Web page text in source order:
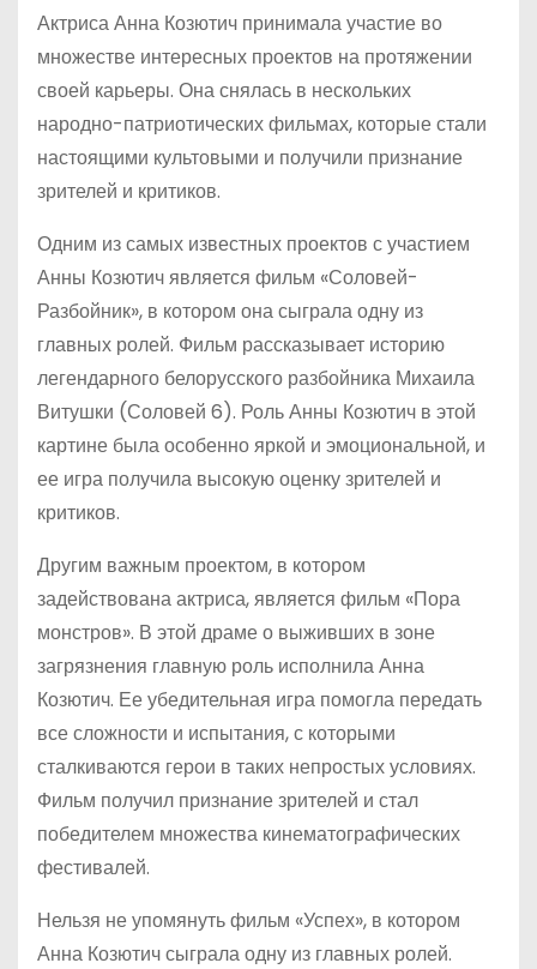
Актриса Анна Козютич принимала участие во
множестве интересных проектов на протяжении
своей карьеры. Она снялась в нескольких
народно-патриотических фильмах, которые стали
настоящими культовыми и получили признание
зрителей и критиков.
Одним из самых известных проектов с участием
Анны Козютич является фильм «Соловей-
Разбойник», в котором она сыграла одну из
главных ролей. Фильм рассказывает историю
легендарного белорусского разбойника Михаила
Витушки (Соловей 6). Роль Анны Козютич в этой
картине была особенно яркой и эмоциональной, и
ее игра получила высокую оценку зрителей и
критиков.
Другим важным проектом, в котором
задействована актриса, является фильм «Пора
монстров». В этой драме о выживших в зоне
загрязнения главную роль исполнила Анна
Козютич. Ее убедительная игра помогла передать
все сложности и испытания, с которыми
сталкиваются герои в таких непростых условиях.
Фильм получил признание зрителей и стал
победителем множества кинематографических
фестивалей.
Нельзя не упомянуть фильм «Успех», в котором
Анна Козютич сыграла одну из главных ролей.